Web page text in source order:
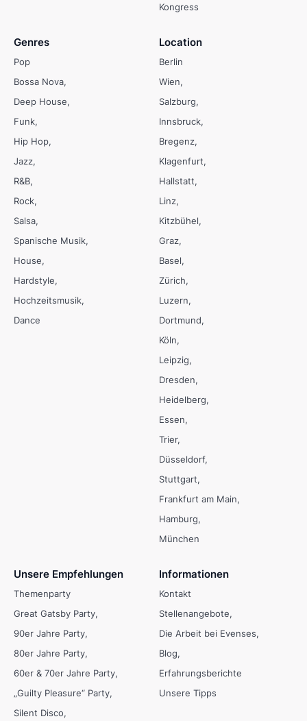
Kongress
Genres
Pop
Bossa Nova
Deep House
Funk
Hip Hop
Jazz
R&B
Rock
Salsa
Spanische Musik
House
Hardstyle
Hochzeitsmusik
Dance
Location
Berlin
Wien
Salzburg
Innsbruck
Bregenz
Klagenfurt
Hallstatt
Linz
Kitzbühel
Graz
Basel
Zürich
Luzern
Dortmund
Köln
Leipzig
Dresden
Heidelberg
Essen
Trier
Düsseldorf
Stuttgart
Frankfurt am Main
Hamburg
München
Unsere Empfehlungen
Themenparty
Great Gatsby Party
90er Jahre Party
80er Jahre Party
60er & 70er Jahre Party
„Guilty Pleasure“ Party
Silent Disco
Informationen
Kontakt
Stellenangebote
Die Arbeit bei Evenses
Blog
Erfahrungsberichte
Unsere Tipps